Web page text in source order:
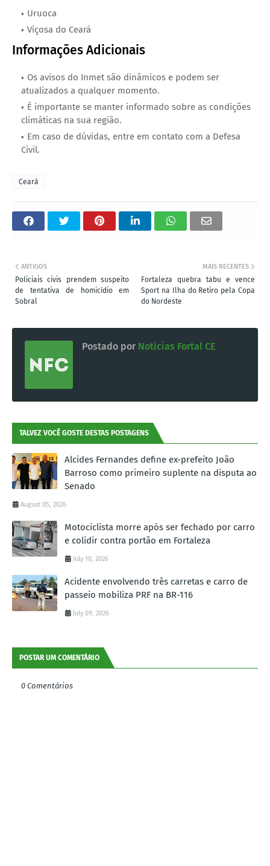
Uruoca
Viçosa do Ceará
Informações Adicionais
Os avisos do Inmet são dinâmicos e podem ser
atualizados a qualquer momento.
É importante se manter informado sobre as condições
climáticas na sua região.
Em caso de dúvidas, entre em contato com a Defesa
Civil.
Ceará
MAIS RECENTES
Fortaleza quebra tabu e vence
Sport na Ilha do Retiro pela Copa
do Nordeste
ANTIGOS
Policiais civis prendem suspeito
de tentativa de homicídio em
Sobral
Postado por Notícias Fortal CE
TALVEZ VOCÊ GOSTE DESTAS POSTAGENS
Alcides Fernandes define ex-prefeito João
Barroso como primeiro suplente na disputa ao
Senado
August 05, 2026
Motociclista morre após ser fechado por carro
e colidir contra portão em Fortaleza
July 10, 2026
Acidente envolvendo três carretas e carro de
passeio mobiliza PRF na BR-116
July 09, 2026
POSTAR UM COMENTÁRIO
0 Comentários